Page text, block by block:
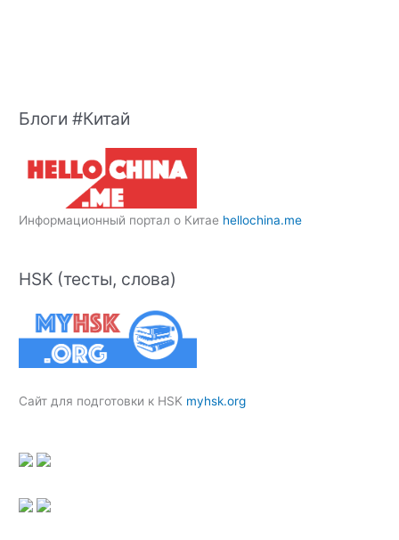
Блоги #Китай
Информационный портал о Китае hellochina.me
HSK (тесты, слова)
Сайт для подготовки к HSK myhsk.org